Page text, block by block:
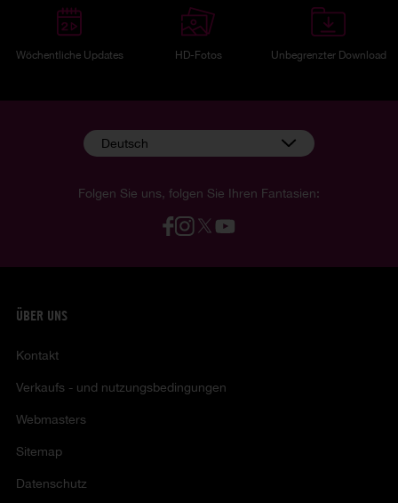
Wöchentliche Updates HD-Fotos Unbegrenzter Download
Folgen Sie uns, folgen Sie Ihren Fantasien:
Deutsch
ÜBER UNS
Kontakt
Verkaufs - und nutzungsbedingungen
Webmasters
Sitemap
Datenschutz